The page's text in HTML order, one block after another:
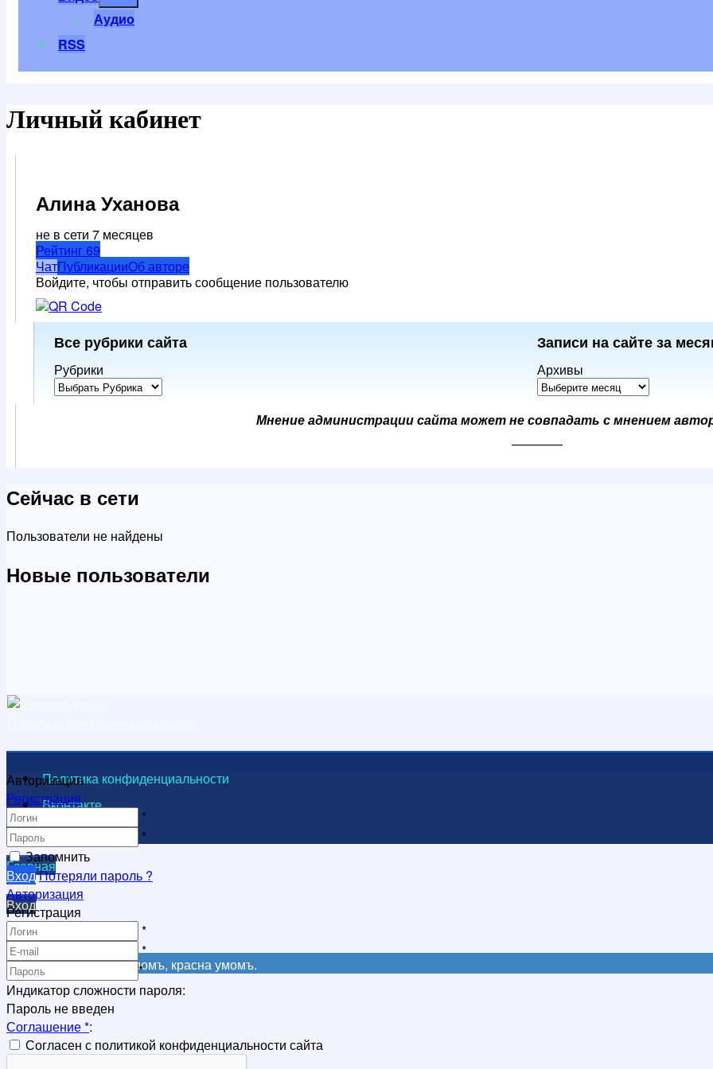
Аудио
RSS
Личный кабинет
Алина Уханова
не в сети 7 месяцев
Рейтинг69
ЧатПубликацииОб авторе
Войдите, чтобы отправить сообщение пользователю
Все рубрики сайта
Рубрики
Записи на сайте за
Архивы
Мнение администрации сайта может не совпадать с мнением
————
Сейчас в сети
Пользователи не найдены
Новые пользователи
Политика конфиденциальности
Вконтакте
Видеоканал
Главная
Вход
Вход
Регистрация
Регистрация
Не красна книга письмомъ, красна умомъ.
Авторизация
Регистрация
*
*
Запомнить
ВходПотеряли пароль ?
Авторизация
Регистрация
*
*
*
Индикатор сложности пароля:
Пароль не введен
Соглашение*:
Согласен с политикой конфиденциальности сайта